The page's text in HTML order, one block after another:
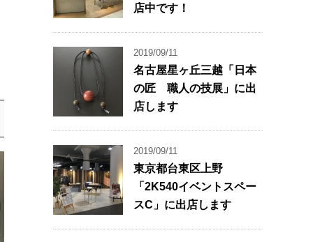
店中です！
2019/09/11
名古屋星ヶ丘三越「日本
の匠 職人の技展」に出
店します
2019/09/11
東京都台東区上野
「2K540イベントスペー
スC」に出店します